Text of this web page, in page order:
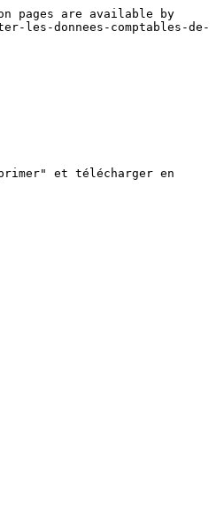
pages are available by
les-donnees-comptables-de-
et télécharger en